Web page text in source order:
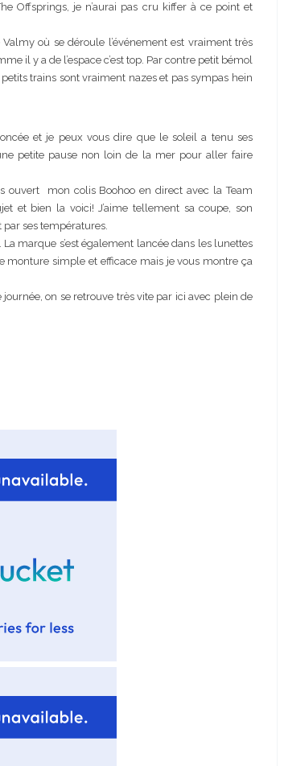
Offsprings, je n’aurai pas cru kiffer à ce point et
où se déroule l’événement est vraiment très
il y a de l’espace c’est top. Par contre petit bémol
trains sont vraiment nazes et pas sympas hein
et je peux vous dire que le soleil a tenu ses
petite pause non loin de la mer pour aller faire
ouvert mon colis Boohoo en direct avec la Team
et bien la voici! J’aime tellement sa coupe, son
ses températures.
marque s’est également lancée dans les lunettes
monture simple et efficace mais je vous montre ça
on se retrouve très vite par ici avec plein de